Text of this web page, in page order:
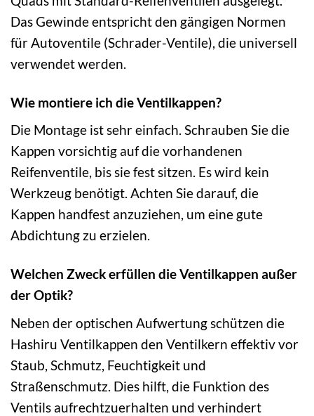
Das Gewinde entspricht den gängigen Normen
für Autoventile (Schrader-Ventile), die universell
verwendet werden.
Wie montiere ich die Ventilkappen?
Die Montage ist sehr einfach. Schrauben Sie die
Kappen vorsichtig auf die vorhandenen
Reifenventile, bis sie fest sitzen. Es wird kein
Werkzeug benötigt. Achten Sie darauf, die
Kappen handfest anzuziehen, um eine gute
Abdichtung zu erzielen.
Welchen Zweck erfüllen die Ventilkappen außer
der Optik?
Neben der optischen Aufwertung schützen die
Hashiru Ventilkappen den Ventilkern effektiv vor
Staub, Schmutz, Feuchtigkeit und
Straßenschmutz. Dies hilft, die Funktion des
Ventils aufrechtzuerhalten und verhindert